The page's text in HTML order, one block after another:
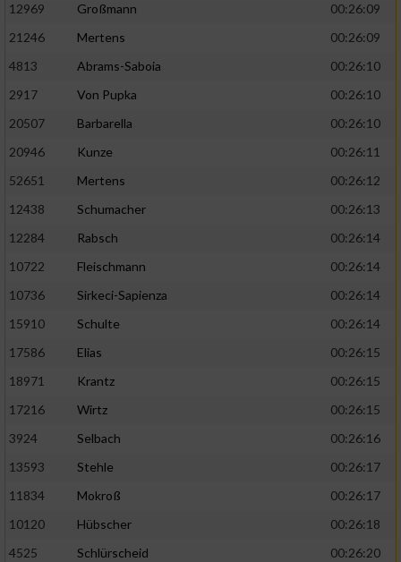
12969
Großmann
00:26:09
21246
Mertens
00:26:09
4813
Abrams-Saboia
00:26:10
2917
Von Pupka
00:26:10
20507
Barbarella
00:26:10
20946
Kunze
00:26:11
52651
Mertens
00:26:12
12438
Schumacher
00:26:13
12284
Rabsch
00:26:14
10722
Fleischmann
00:26:14
10736
Sirkeci-Sapienza
00:26:14
15910
Schulte
00:26:14
17586
Elias
00:26:15
18971
Krantz
00:26:15
17216
Wirtz
00:26:15
3924
Selbach
00:26:16
13593
Stehle
00:26:17
11834
Mokroß
00:26:17
10120
Hübscher
00:26:18
4525
Schlürscheid
00:26:20